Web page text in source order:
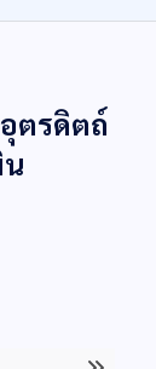
ตรดิตถ์